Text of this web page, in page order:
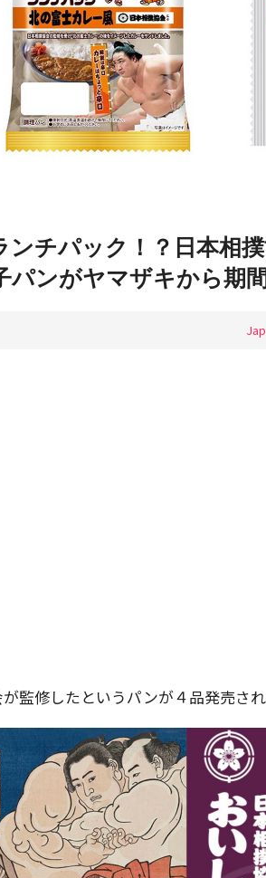
ンチパック！？日本相
パンがヤマザキから期
監修したというパンが４品発売され